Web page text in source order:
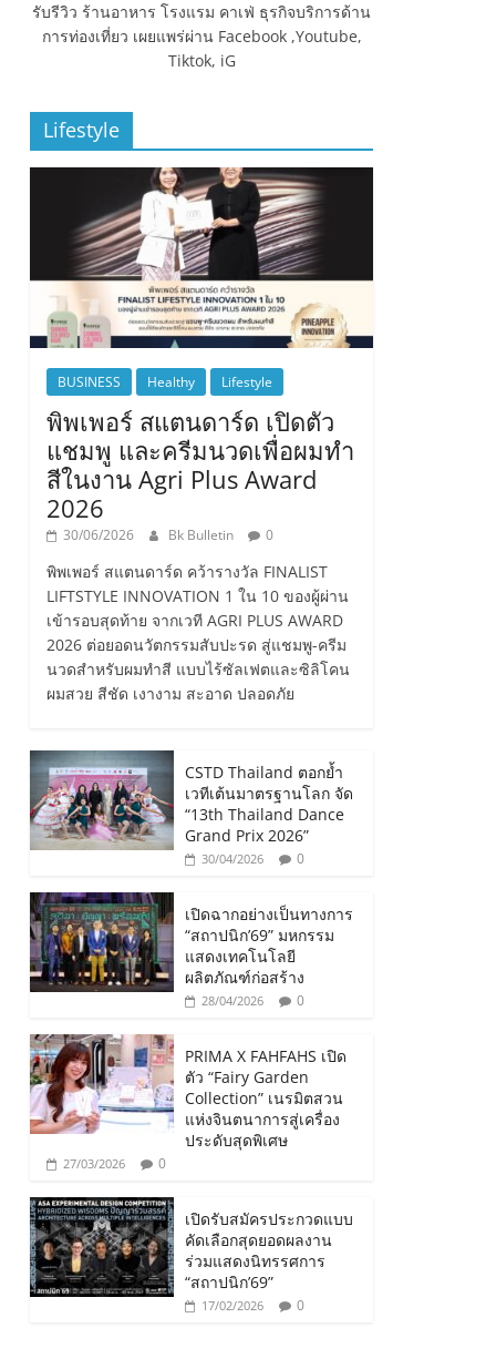
รับรีวิว ร้านอาหาร โรงแรม คาเฟ่ ธุรกิจบริการด้าน
การท่องเที่ยว เผยแพร่ผ่าน Facebook ,Youtube,
Tiktok, iG
Lifestyle
BUSINESS Healthy Lifestyle
พิพเพอร์ สแตนดาร์ด เปิดตัว
แชมพู และครีมนวดเพื่อผมทำ
สีในงาน Agri Plus Award
2026
30/06/2026 Bk Bulletin 0
พิพเพอร์ สแตนดาร์ด คว้ารางวัล FINALIST
LIFTSTYLE INNOVATION 1 ใน 10 ของผู้ผ่าน
เข้ารอบสุดท้าย จากเวที AGRI PLUS AWARD
2026 ต่อยอดนวัตกรรมสับปะรด สู่แชมพู-ครีม
นวดสำหรับผมทำสี แบบไร้ซัลเฟตและซิลิโคน
ผมสวย สีชัด เงางาม สะอาด ปลอดภัย
CSTD Thailand ตอกย้ำ
เวทีเต้นมาตรฐานโลก จัด
“13th Thailand Dance
Grand Prix 2026”
30/04/2026 0
เปิดฉากอย่างเป็นทางการ
“สถาปนิก’69” มหกรรม
แสดงเทคโนโลยี
ผลิตภัณฑ์ก่อสร้าง
28/04/2026 0
PRIMA X FAHFAHS เปิด
ตัว “Fairy Garden
Collection” เนรมิตสวน
แห่งจินตนาการสู่เครื่อง
ประดับสุดพิเศษ
27/03/2026 0
เปิดรับสมัครประกวดแบบ
คัดเลือกสุดยอดผลงาน
ร่วมแสดงนิทรรศการ
“สถาปนิก’69”
17/02/2026 0